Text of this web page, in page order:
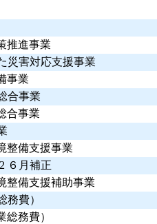
推進事業
災害対応支援事業
事業
合事業
合事業
整備支援事業
2 ６月補正
整備支援補助事業
務費）
総務費）